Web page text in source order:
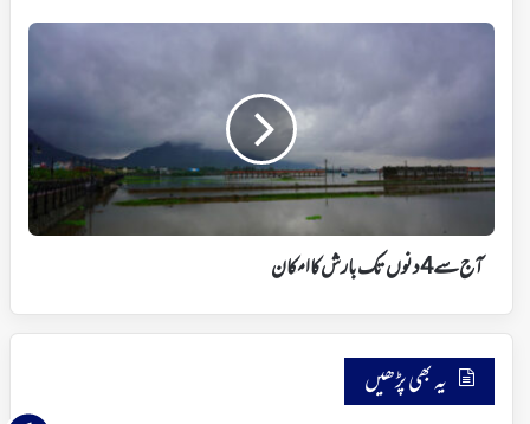
آج
کا
امکان
آج سے 4دنوں تک بارش کا امکان
یہ بھی پڑھیں